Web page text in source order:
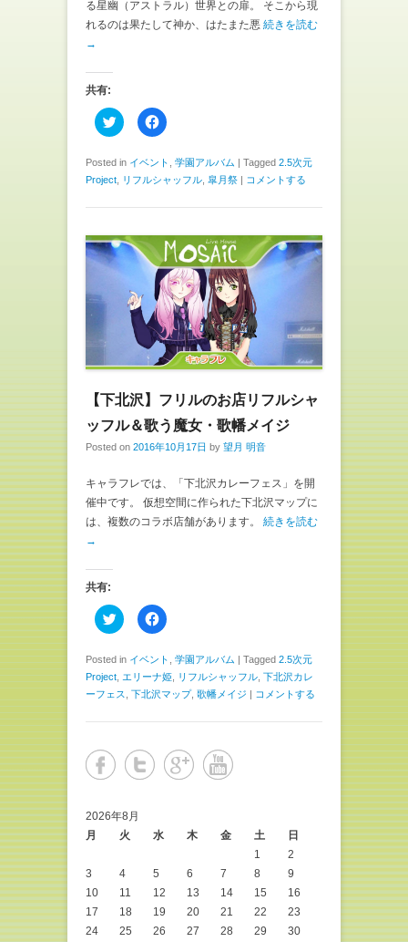
ま
す
る星幽（アストラル）世界との扉。 そこから現
れるのは果たして神か、はたまた悪 続きを読む
→
共有:
ク
リ
し
て
T
i
e
r
で
共
新
ド
で
開
ま
す
)
F
a
b
o
o
で
す
る
に
は
ク
リ
ッ
ク
し
て
く
だ
さ
(
新
い
ウ
ィ
ウ
で
開
き
ま
Posted in イベント 学園アルバム | Tagged 2.5次元
Project
リフルシャッフル 皐月祭 | コメントする
【下北沢】フリルのお店リフルシャ
ッフル＆歌う魔女・歌幡メイジ
Posted on 2016年10月17日 by 望月 明音
キャラフレでは、「下北沢カレーフェス」を開
催中です。 仮想空間に作られた下北沢マップに
は、複数のコラボ店舗があります。 続きを読む
→
共有:
ク
リ
し
て
T
w
t
で
共
し
い
ウ
ィ
ド
ウ
で
開
き
す
F
a
b
o
o
k
で
有
に
は
ク
て
(
新
し
ウ
Posted in イベント 学園アルバム | Tagged 2.5次元
Project エリーナ姫 リフルシャッフル 下北沢カレ
ーフェス
下北沢マップ, 歌幡メイジ | コメントする
2026年8月
月
火 水 木 金 土
日
1
2
3
4 5 6 7 8
9
10
11 12 13 14 15
16
17
18 19 20 21 22
23
24
25 26 27 28 29
30